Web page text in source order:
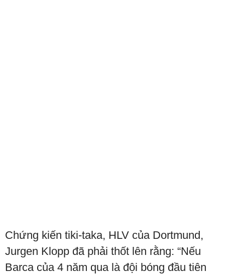
Chứng kiến tiki-taka, HLV của Dortmund,
Jurgen Klopp đã phải thốt lên rằng: “Nếu
Barca của 4 năm qua là đội bóng đầu tiên